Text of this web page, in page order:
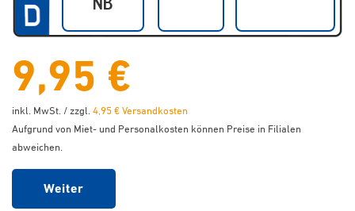
9,95 €
inkl. MwSt. / zzgl. 4,95 € Versandkosten
Aufgrund von Miet- und Personalkosten können Preise in Filialen
abweichen.
Weiter